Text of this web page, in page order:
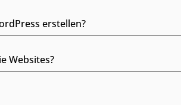
erstellen?
Websites?